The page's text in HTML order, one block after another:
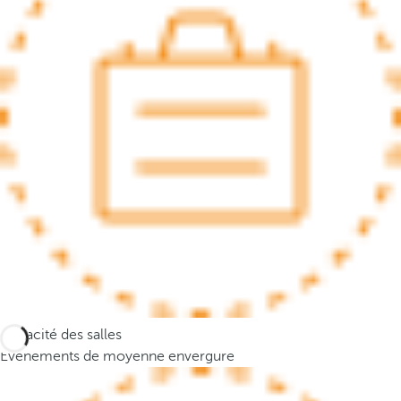
A
f
t
e
r
e
n
r
Capacité des salles
Événements de moyenne envergure